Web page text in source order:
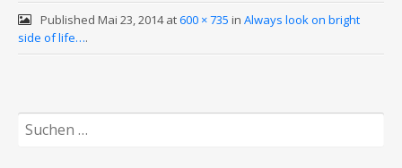
Published Mai 23, 2014at600 × 735 in Always look on bright
side of life….
Suchen
nach: